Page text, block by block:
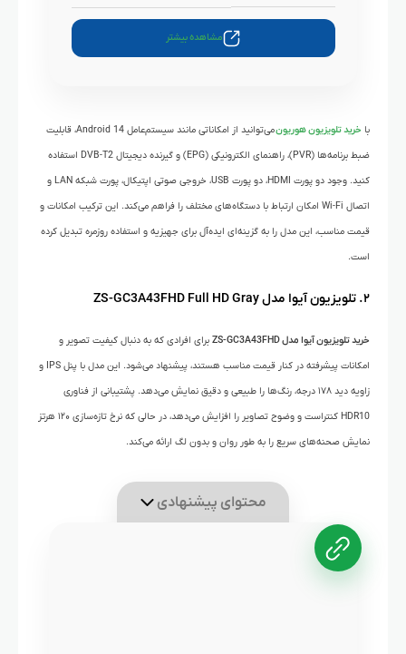
مشاهده بیشتر
با خرید تلویزیون هوریون می‌توانید از امکاناتی مانند سیستم‌عامل Android 14، قابلیت
ضبط برنامه‌ها (PVR)، راهنمای الکترونیکی (EPG) و گیرنده دیجیتال DVB-T2 استفاده
کنید. وجود دو پورت HDMI، دو پورت USB، خروجی صوتی اپتیکال، پورت شبکه LAN و
اتصال Wi-Fi امکان ارتباط با دستگاه‌های مختلف را فراهم می‌کند. این ترکیب امکانات و
قیمت مناسب، این مدل را به گزینه‌ای ایده‌آل برای جهیزیه و استفاده روزمره تبدیل کرده
است.
۲. تلویزیون آیوا مدل ZS-GC3A43FHD Full HD Gray
خرید تلویزیون آیوا مدل ZS-GC3A43FHD برای افرادی که به دنبال کیفیت تصویر و
امکانات پیشرفته در کنار قیمت مناسب هستند، پیشنهاد می‌شود. این مدل با پنل IPS و
زاویه دید ۱۷۸ درجه، رنگ‌ها را طبیعی و دقیق نمایش می‌دهد. پشتیبانی از فناوری
HDR10 کنتراست و وضوح تصاویر را افزایش می‌دهد، در حالی که نرخ تازه‌سازی ۱۲۰ هرتز
نمایش صحنه‌های سریع را به طور روان و بدون لگ ارائه می‌کند.
محتوای پیشنهادی